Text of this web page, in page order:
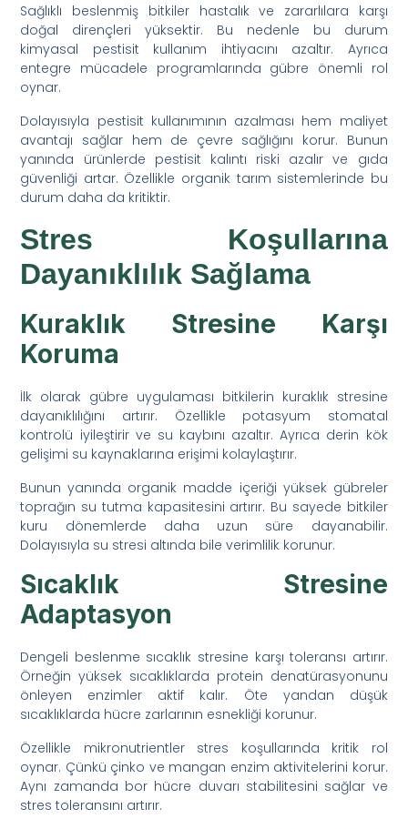
Sağlıklı beslenmiş bitkiler hastalık ve zararlılara karşı
doğal dirençleri yüksektir. Bu nedenle bu durum
kimyasal pestisit kullanım ihtiyacını azaltır. Ayrıca
entegre mücadele programlarında gübre önemli rol
oynar.
Dolayısıyla pestisit kullanımının azalması hem maliyet
avantajı sağlar hem de çevre sağlığını korur. Bunun
yanında ürünlerde pestisit kalıntı riski azalır ve gıda
güvenliği artar. Özellikle organik tarım sistemlerinde bu
durum daha da kritiktir.
Stres Koşullarına
Dayanıklılık Sağlama
Kuraklık Stresine Karşı
Koruma
İlk olarak gübre uygulaması bitkilerin kuraklık stresine
dayanıklılığını artırır. Özellikle potasyum stomatal
kontrolü iyileştirir ve su kaybını azaltır. Ayrıca derin kök
gelişimi su kaynaklarına erişimi kolaylaştırır.
Bunun yanında organik madde içeriği yüksek gübreler
toprağın su tutma kapasitesini artırır. Bu sayede bitkiler
kuru dönemlerde daha uzun süre dayanabilir.
Dolayısıyla su stresi altında bile verimlilik korunur.
Sıcaklık Stresine
Adaptasyon
Dengeli beslenme sıcaklık stresine karşı toleransı artırır.
Örneğin yüksek sıcaklıklarda protein denatürasyonunu
önleyen enzimler aktif kalır. Öte yandan düşük
sıcaklıklarda hücre zarlarının esnekliği korunur.
Özellikle mikronutrientler stres koşullarında kritik rol
oynar. Çünkü çinko ve mangan enzim aktivitelerini korur.
Aynı zamanda bor hücre duvarı stabilitesini sağlar ve
stres toleransını artırır.